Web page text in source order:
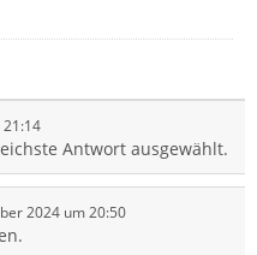
21:14
Antwort ausgewählt.
2024 um 20:50